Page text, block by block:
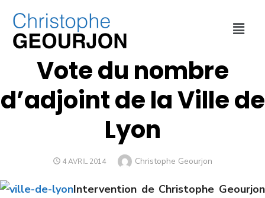
COLLECTIVITÉ, FINANCES
Vote du nombre
d’adjoint de la Ville de
Lyon
4 AVRIL 2014 Christophe Geourjon
Intervention de Christophe Geourjon